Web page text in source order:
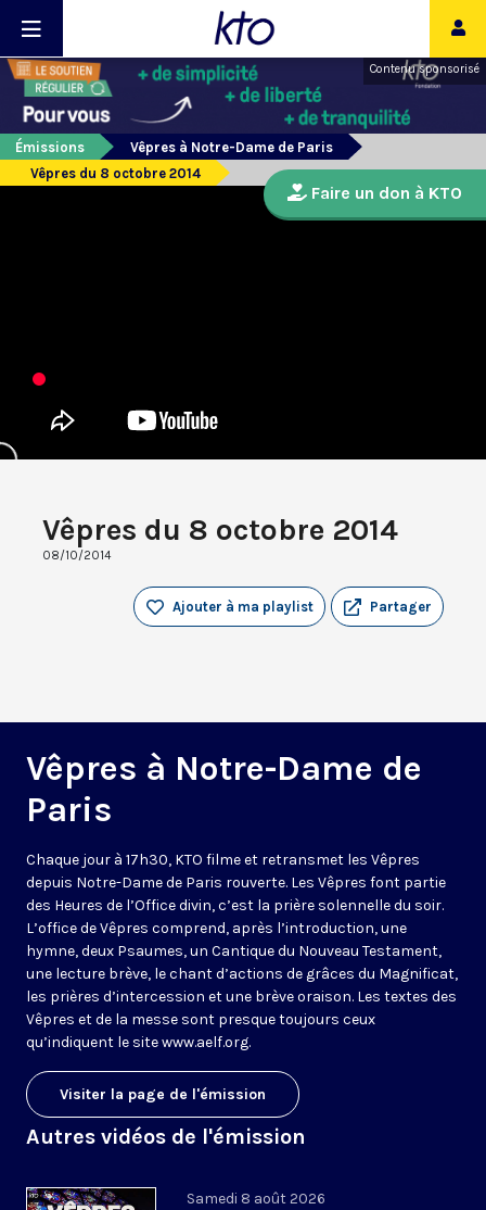
Contenu sponsorisé
Émissions
Vêpres à Notre-Dame de Paris
Vêpres du 8 octobre 2014
Vêpres du 8 octobre 2014
08/10/2014
Partager
Ajouter à ma playlist
Vêpres à Notre-Dame de
Paris
Chaque jour à 17h30, KTO filme et retransmet les Vêpres
depuis Notre-Dame de Paris rouverte. Les Vêpres font partie
des Heures de l’Office divin, c’est la prière solennelle du soir.
L’office de Vêpres comprend, après l’introduction, une
hymne, deux Psaumes, un Cantique du Nouveau Testament,
une lecture brève, le chant d’actions de grâces du Magnificat,
les prières d’intercession et une brève oraison. Les textes des
Vêpres et de la messe sont presque toujours ceux
qu’indiquent le sitewww.aelf.org.
Visiter la page de l'émission
Autres vidéos de l'émission
Samedi 8 août 2026
Faire un don à KTO